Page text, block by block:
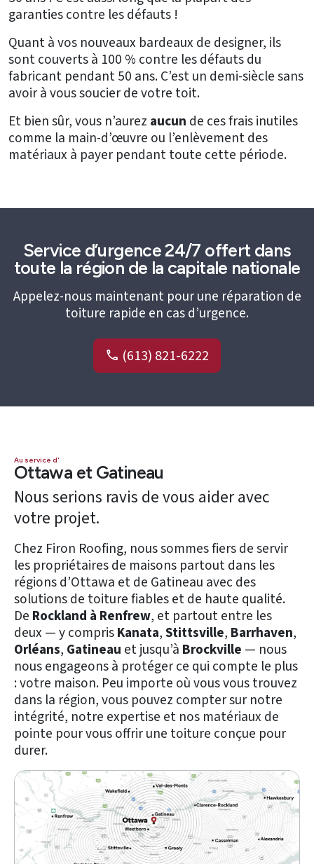
garanties contre les défauts !
Quant à vos nouveaux bardeaux de designer, ils
sont couverts à 100 % contre les défauts du
fabricant pendant 50 ans. C’est un demi-siècle sans
avoir à vous soucier de votre toit.
Et bien sûr, vous n’aurez aucun de ces frais inutiles
comme la main-d’œuvre ou l’enlèvement des
matériaux à payer pendant toute cette période.
Service d’urgence 24/7 offert dans
toute la région de la capitale nationale
Appelez-nous maintenant pour une réparation de
toiture rapide en cas d’urgence.
(613) 821-6222
Au service d'
Ottawa et Gatineau
Nous serions ravis de vous aider avec
votre projet.
Chez Firon Roofing, nous sommes fiers de servir
les propriétaires de maisons partout dans les
régions d’Ottawa et de Gatineau avec des
solutions de toiture fiables et de haute qualité.
De Rockland à Renfrew, et partout entre les
deux — y comprisKanata,Stittsville, Barrhaven,
Orléans, Gatineau et jusqu’à Brockville — nous
nous engageons à protéger ce qui compte le plus
: votre maison. Peu importe où vous vous trouvez
dans la région, vous pouvez compter sur notre
intégrité, notre expertise et nos matériaux de
pointe pour vous offrir une toiture conçue pour
durer.